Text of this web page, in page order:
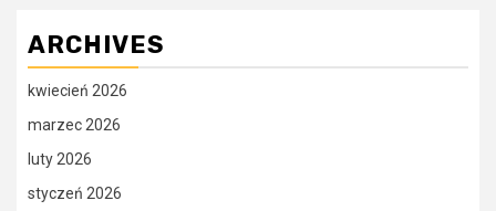
ARCHIVES
kwiecień 2026
marzec 2026
luty 2026
styczeń 2026